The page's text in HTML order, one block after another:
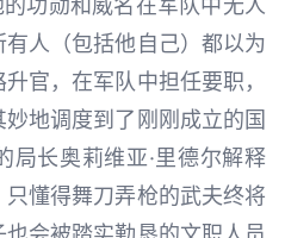
功勋和威名在军队中无人
人（包括他自己）都以为
官，在军队中担任要职，
地调度到了刚刚成立的国
局长奥莉维亚·里德尔解释
懂得舞刀弄枪的武夫终将